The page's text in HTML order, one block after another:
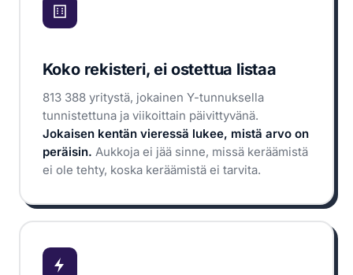
Koko rekisteri, ei ostettua listaa
813 388 yritystä, jokainen Y-tunnuksella
tunnistettuna ja viikoittain päivittyvänä.
Jokaisen kentän vieressä lukee, mistä arvo on
peräisin. Aukkoja ei jää sinne, missä keräämistä
ei ole tehty, koska keräämistä ei tarvita.